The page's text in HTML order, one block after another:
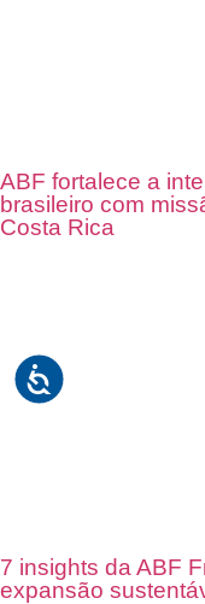
ABF fortalece a
brasileiro com
Costa Rica
7 insights da ABF
expansão